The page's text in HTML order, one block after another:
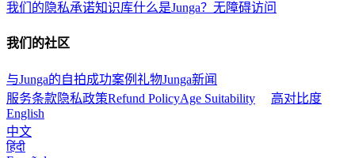
我们的隐私承诺知识库什么是Junga？ 无障碍访问
我们的社区
与Junga的自拍成功案例 礼物Junga新闻
服务条款隐私政策Refund PolicyAge Suitability
高对比度
English
中文
हिंदी